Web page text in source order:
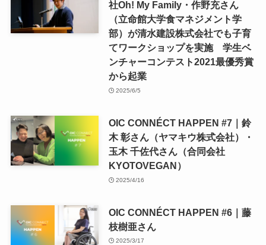
社Oh! My Family・作野充さん
（立命館大学食マネジメント学
部）が清水建設株式会社でも子育
てワークショップを実施 学生ベ
ンチャーコンテスト2021最優秀賞
から起業
2025/6/5
OIC CONNÉCT HAPPEN #7｜鈴
木 彰さん（ヤマキウ株式会社）・
玉木 千佐代さん（合同会社
KYOTOVEGAN）
2025/4/16
OIC CONNÉCT HAPPEN #6｜藤
枝樹亜さん
2025/3/17